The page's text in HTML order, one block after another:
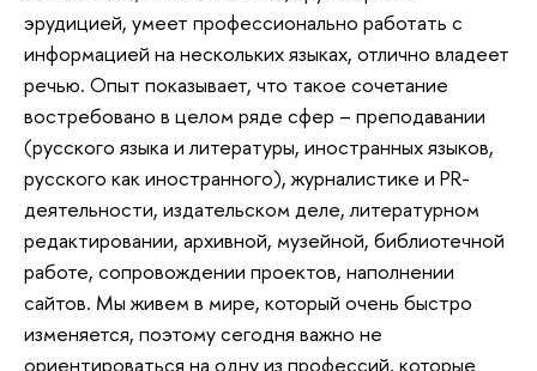
эрудицией, умеет профессионально работать с
информацией на нескольких языках, отлично владеет
речью. Опыт показывает, что такое сочетание
востребовано в целом ряде сфер – преподавании
(русского языка и литературы, иностранных языков,
русского как иностранного), журналистике и PR-
деятельности, издательском деле, литературном
редактировании, архивной, музейной, библиотечной
работе, сопровождении проектов, наполнении
сайтов. Мы живем в мире, который очень быстро
изменяется, поэтому сегодня важно не
ориентироваться на одну из профессий, которые